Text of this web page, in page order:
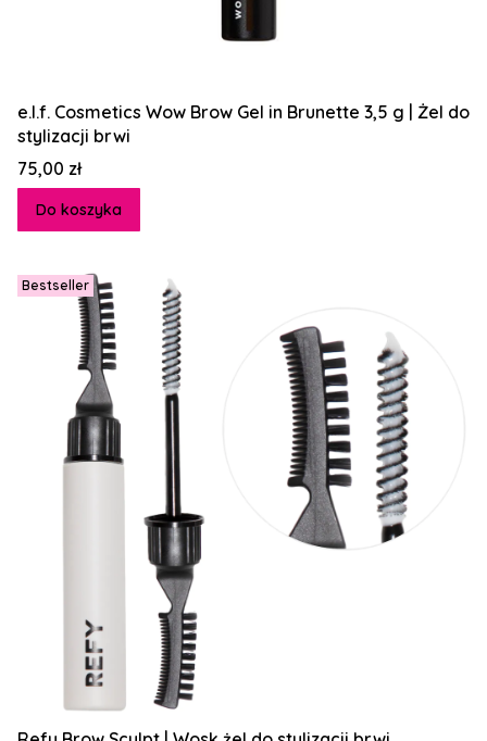
e.l.f. Cosmetics Wow Brow Gel in Brunette 3,5 g | Żel do
stylizacji brwi
Cena
75,00 zł
Do koszyka
Bestseller